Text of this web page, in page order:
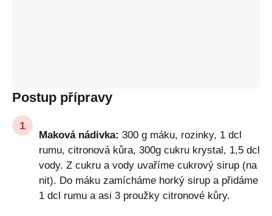
Postup přípravy
Maková nádivka: 300 g máku, rozinky, 1 dcl
rumu, citronová kůra, 300g cukru krystal, 1,5 dcl
vody. Z cukru a vody uvaříme cukrový sirup (na
nit). Do máku zamícháme horký sirup a přidáme
1 dcl rumu a asi 3 proužky citronové kůry.